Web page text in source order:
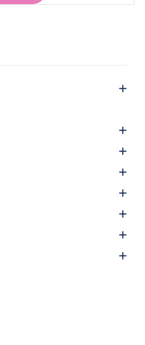







